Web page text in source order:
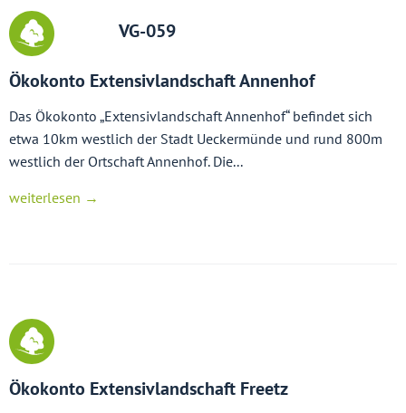
VG-059
Ökokonto Extensivlandschaft Annenhof
Das Ökokonto „Extensivlandschaft Annenhof“ befindet sich
etwa 10km westlich der Stadt Ueckermünde und rund 800m
westlich der Ortschaft Annenhof. Die...
weiterlesen →
Ökokonto Extensivlandschaft Freetz